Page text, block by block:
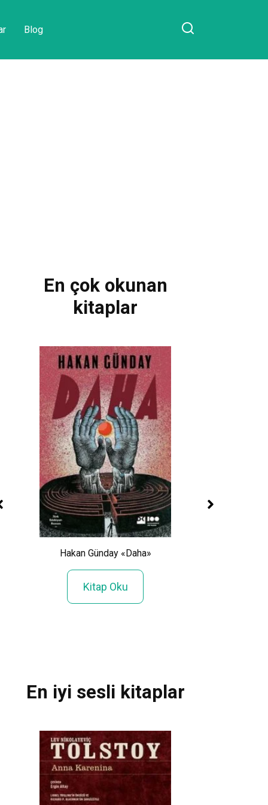
Blog
En çok okunan
kitaplar
Hakan Günday «Daha»
Kitap Oku
En iyi sesli kitaplar